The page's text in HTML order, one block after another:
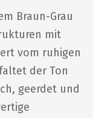
Braun-Grau
mit
vom ruhigen
der Ton
geerdet und